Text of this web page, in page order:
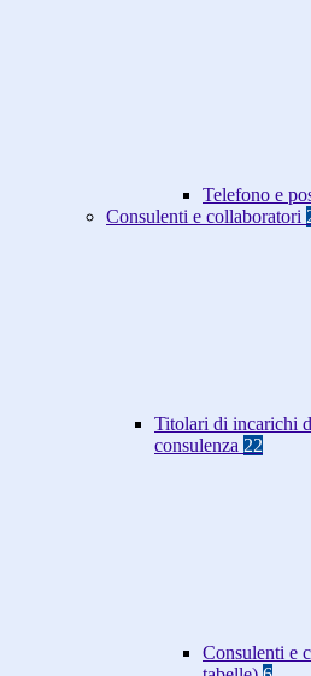
Telefono e
Consulenti e collaboratori
Titolari di incarichi
consulenza 22
Consulenti e